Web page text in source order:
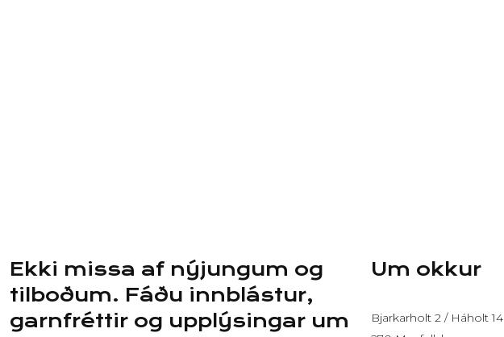
Ekki missa af nýjungum og
tilboðum. Fáðu innblástur,
garnfréttir og upplýsingar um
Um okkur
Bjarkarholt 2 / Háholt 14